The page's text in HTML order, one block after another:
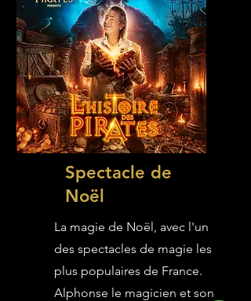
Spectacle de
Noël
La magie de Noël, avec l'un
des spectacles de magie les
plus populaires de France.
Alphonse le magicien et son